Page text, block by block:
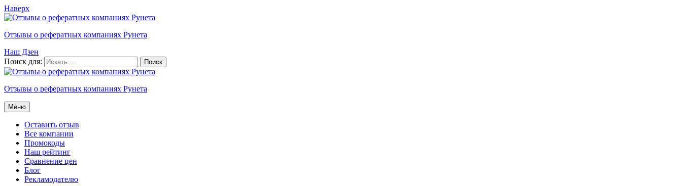
Наверх
Отзывы о рефератных компаниях Рунета
Наш Дзен
Поиск для:
Отзывы о рефератных компаниях Рунета
Меню
Оставить отзыв
Все компании
Промокоды
Наш рейтинг
Сравнение цен
Блог
Рекламодателю